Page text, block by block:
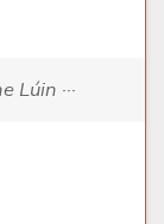
Lúin ···